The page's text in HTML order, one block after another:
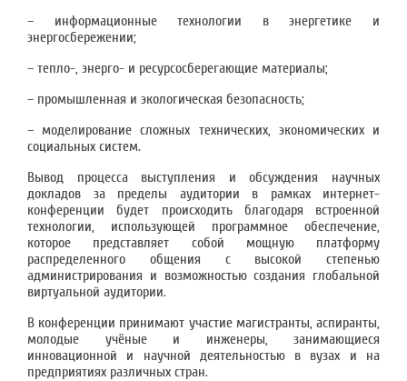
– информационные технологии в энергетике и
энергосбережении;
– тепло-, энерго- и ресурсосберегающие материалы;
– промышленная и экологическая безопасность;
– моделирование сложных технических, экономических и
социальных систем.
Вывод процесса выступления и обсуждения научных
докладов за пределы аудитории в рамках интернет-
конференции будет происходить благодаря встроенной
технологии, использующей программное обеспечение,
которое представляет собой мощную платформу
распределенного общения с высокой степенью
администрирования и возможностью создания глобальной
виртуальной аудитории.
В конференции принимают участие магистранты, аспиранты,
молодые учёные и инженеры, занимающиеся
инновационной и научной деятельностью в вузах и на
предприятиях различных стран.